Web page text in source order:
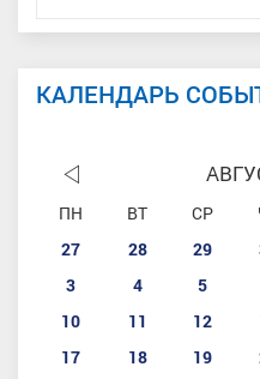
КАЛЕНДАРЬ
ПН ВТ СР
27
28 29
3
4 5
10
11 12
17
18 19